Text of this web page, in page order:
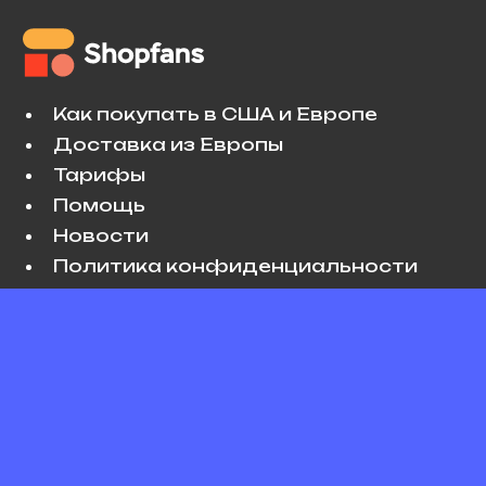
Как покупать в США и Европе
Доставка из Европы
Тарифы
Помощь
Новости
Политика конфиденциальности